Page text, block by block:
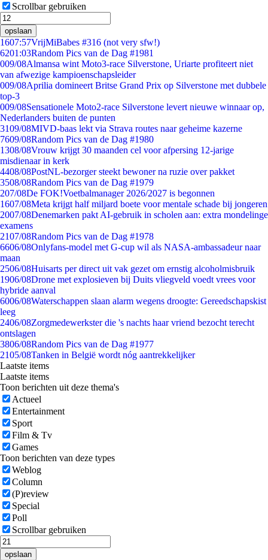
Scrollbar gebruiken
opslaan
1607:57VrijMiBabes #316 (not very sfw!)
6201:03Random Pics van de Dag #1981
009/08Almansa wint Moto3-race Silverstone, Uriarte profiteert niet
van afwezige kampioenschapsleider
009/08Aprilia domineert Britse Grand Prix op Silverstone met dubbele
top-3
009/08Sensationele Moto2-race Silverstone levert nieuwe winnaar op,
Nederlanders buiten de punten
3109/08MIVD-baas lekt via Strava routes naar geheime kazerne
7609/08Random Pics van de Dag #1980
1308/08Vrouw krijgt 30 maanden cel voor afpersing 12-jarige
misdienaar in kerk
4408/08PostNL-bezorger steekt bewoner na ruzie over pakket
3508/08Random Pics van de Dag #1979
207/08De FOK!Voetbalmanager 2026/2027 is begonnen
1607/08Meta krijgt half miljard boete voor mentale schade bij jongeren
2007/08Denemarken pakt AI-gebruik in scholen aan: extra mondelinge
examens
2107/08Random Pics van de Dag #1978
6606/08Onlyfans-model met G-cup wil als NASA-ambassadeur naar
maan
2506/08Huisarts per direct uit vak gezet om ernstig alcoholmisbruik
1906/08Drone met explosieven bij Duits vliegveld voedt vrees voor
hybride aanval
6006/08Waterschappen slaan alarm wegens droogte: Gereedschapskist
leeg
2406/08Zorgmedewerkster die 's nachts haar vriend bezocht terecht
ontslagen
3806/08Random Pics van de Dag #1977
2105/08Tanken in België wordt nóg aantrekkelijker
Laatste items
Laatste items
Toon berichten uit deze thema's
Actueel
Entertainment
Sport
Film & Tv
Games
Toon berichten van deze types
Weblog
Column
(P)review
Special
Poll
Scrollbar gebruiken
opslaan